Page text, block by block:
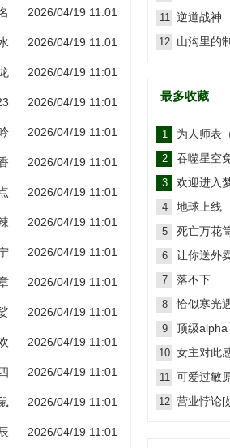
2026/04/19 11:01
2026/04/19 11:01
2026/04/19 11:01
2026/04/19 11:01
2026/04/19 11:01
2026/04/19 11:01
2026/04/19 11:01
2026/04/19 11:01
2026/04/19 11:01
2026/04/19 11:01
2026/04/19 11:01
2026/04/19 11:01
2026/04/19 11:01
2026/04/19 11:01
2026/04/19 11:01
11 逆道战神
12 山沟里的
最多收藏
1 为人师表
2 吞噬星空
3 欢迎进入
4 地球上线
5 死亡万花
6
让你送外
主？
7 落不下
8 恰似寒光
9 顶级
10 女主对此
11 可爱过敏
12 营业悖论[